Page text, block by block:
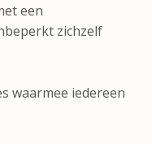
een
zichzelf
waarmee iedereen